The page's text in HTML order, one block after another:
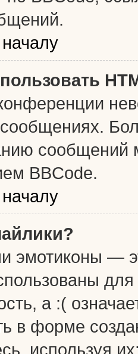
сообщений
BBCode.
эмотиконы —
а :(
в форме
используя